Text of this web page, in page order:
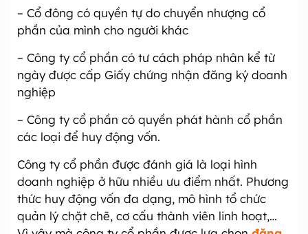
– Cổ đông có quyền tự do chuyển nhượng cổ
phần của mình cho người khác
– Công ty cổ phần có tư cách pháp nhân kể từ
ngày được cấp Giấy chứng nhận đăng ký doanh
nghiệp
– Công ty cổ phần có quyền phát hành cổ phần
các loại để huy động vốn.
Công ty cổ phần được đánh giá là loại hình
doanh nghiệp ở hữu nhiều ưu điểm nhất. Phương
thức huy động vốn đa dạng, mô hình tổ chức
quản lý chặt chẽ, cơ cấu thành viên linh hoạt,…